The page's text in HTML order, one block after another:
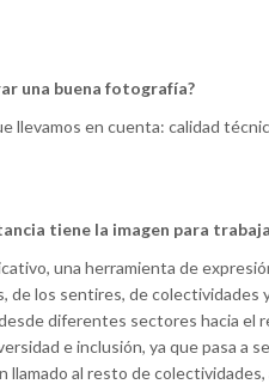
una buena fotografía?
llevamos en cuenta: calidad
tiene la imagen para
una herramienta de
de los sentires, de
diferentes sectores hacia el
e inclusión, ya que pasa a
llamado al resto de